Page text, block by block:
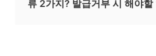
류 2가지? 발급거부 시 해야할